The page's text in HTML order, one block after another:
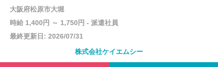
大阪府松原市大堀
時給 1,400円 ～ 1,750円 - 派遣社員
最終更新日: 2026/07/31
株式会社ケイエムシー